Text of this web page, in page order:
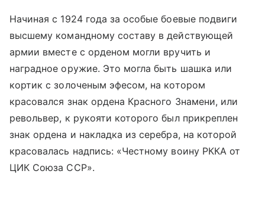
Начиная с 1924 года за особые боевые подвиги
высшему командному составу в действующей
армии вместе с орденом могли вручить и
наградное оружие. Это могла быть шашка или
кортик с золоченым эфесом, на котором
красовался знак ордена Красного Знамени, или
револьвер, к рукояти которого был прикреплен
знак ордена и накладка из серебра, на которой
красовалась надпись: «Честному воину РККА от
ЦИК Союза ССР».